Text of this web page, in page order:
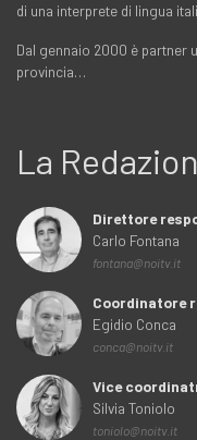
di una interprete di lingua
Dal gennaio 2000 è partner
provincia…
La
Direttore
Carlo Fontana
fontana@noitv.it
Coordinatore
Egidio Conca
conca@noitv.it
Vice
Silvia Toniolo
toniolo@noitv.it